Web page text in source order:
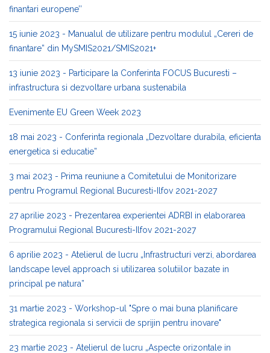
finantari europene’’
15 iunie 2023 - Manualul de utilizare pentru modulul „Cereri de
finantare” din MySMIS2021/SMIS2021+
13 iunie 2023 - Participare la Conferinta FOCUS Bucuresti –
infrastructura si dezvoltare urbana sustenabila
Evenimente EU Green Week 2023
18 mai 2023 - Conferinta regionala „Dezvoltare durabila, eficienta
energetica si educatie”
3 mai 2023 - Prima reuniune a Comitetului de Monitorizare
pentru Programul Regional Bucuresti-Ilfov 2021-2027
27 aprilie 2023 - Prezentarea experientei ADRBI in elaborarea
Programului Regional Bucuresti-Ilfov 2021-2027
6 aprilie 2023 - Atelierul de lucru „Infrastructuri verzi, abordarea
landscape level approach si utilizarea solutiilor bazate in
principal pe natura”
31 martie 2023 - Workshop-ul "Spre o mai buna planificare
strategica regionala si servicii de sprijin pentru inovare"
23 martie 2023 - Atelierul de lucru „Aspecte orizontale in